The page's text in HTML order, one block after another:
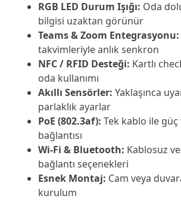
RGB LED Durum Işığı: Oda
bilgisi uzaktan görünür
Teams & Zoom Entegrasyonu:
takvimleriyle anlık senkron
NFC / RFID Desteği: Kartlı
oda kullanımı
Akıllı Sensörler: Yaklaşınca
parlaklık ayarlar
PoE (802.3af): Tek kablo ile güç
bağlantısı
Wi-Fi & Bluetooth: Kablosuz
bağlantı seçenekleri
Esnek Montaj: Cam veya
kurulum